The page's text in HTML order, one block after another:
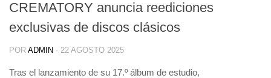
CREMATORY anuncia reediciones
exclusivas de discos clásicos
POR ADMIN · 22 AGOSTO 2025
Tras el lanzamiento de su 17.º álbum de estudio,